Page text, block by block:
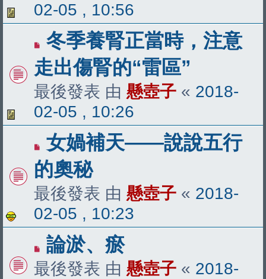
02-05 , 10:56
冬季養腎正當時，注意
走出傷腎的“雷區”
最後發表 由 懸壺子 « 2018-
02-05 , 10:26
女媧補天——說說五行
的奧秘
最後發表 由 懸壺子 « 2018-
02-05 , 10:23
論淤、瘀
最後發表 由 懸壺子 « 2018-